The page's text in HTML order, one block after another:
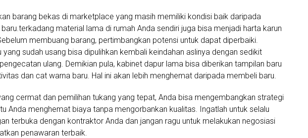
barang bekas di marketplace yang masih memiliki kondisi baik daripada
material lama di rumah Anda sendiri juga bisa menjadi harta karun
membuang barang, pertimbangkan potensi untuk dapat diperbaiki.
yang sudah usang bisa dipulihkan kembali keindahan aslinya dengan sedikit
ulang. Demikian pula, kabinet dapur lama bisa diberikan tampilan baru
dan cat warna baru. Hal ini akan lebih menghemat daripada membeli baru.
cermat dan pemilihan tukang yang tepat, Anda bisa mengembangkan strategi
Anda menghemat biaya tanpa mengorbankan kualitas. Ingatlah untuk selalu
terbuka dengan kontraktor Anda dan jangan ragu untuk melakukan negosiasi
penawaran terbaik.